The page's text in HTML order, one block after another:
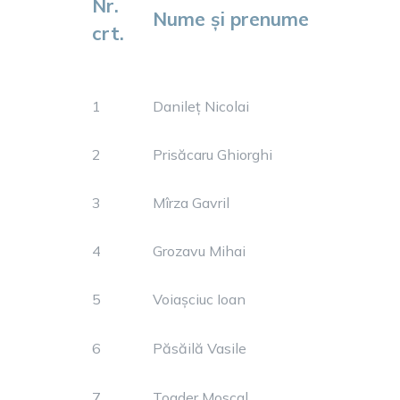
Nr.
crt.
Nume și prenume
1 Danileț Nicolai
2 Prisăcaru Ghiorghi
3 Mîrza Gavril
4 Grozavu Mihai
5 Voiașciuc Ioan
6 Păsăilă Vasile